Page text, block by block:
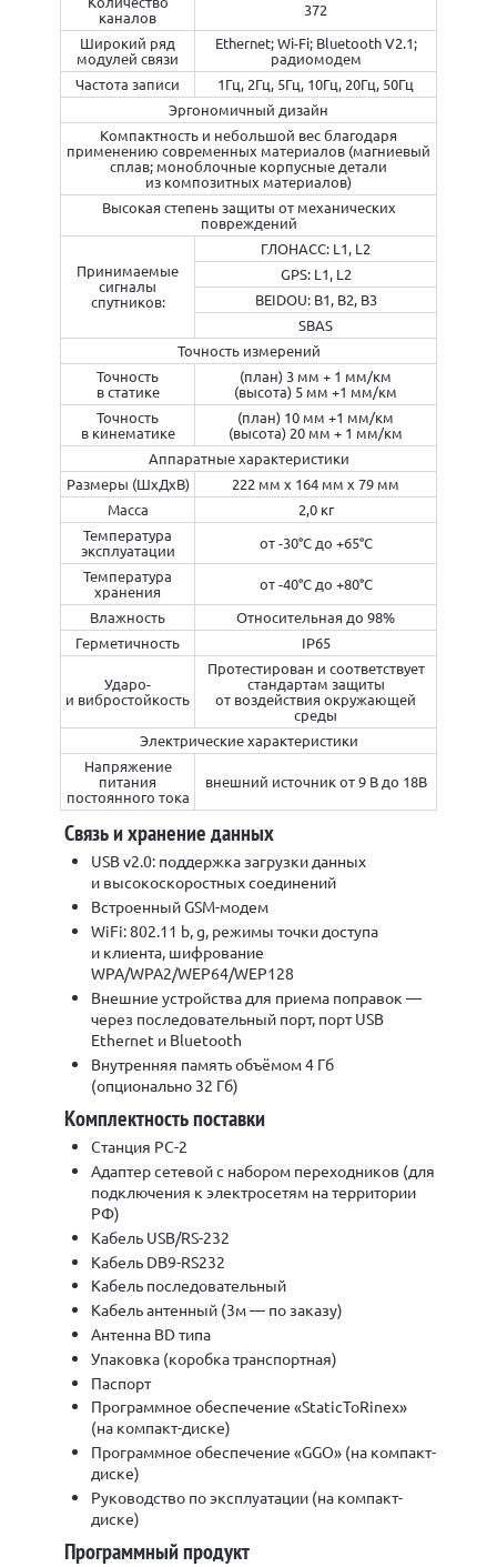
каналов
372
Широкий ряд
модулей связи
Ethernet; Wi-Fi; Bluetooth V2.1;
радиомодем
Частота записи
1Гц, 2Гц, 5Гц, 10Гц, 20Гц, 50Гц
Эргономичный дизайн
Компактность и небольшой вес благодаря
применению современных материалов (магниевый
сплав; моноблочные корпусные детали
из композитных материалов)
Высокая степень защиты от механических
повреждений
Принимаемые
сигналы
спутников:
ГЛОНАСС: L1, L2
GPS: L1, L2
BEIDOU: В1, В2, В3
SBAS
Точность измерений
Точность
в статике
(план) 3 мм + 1 мм/км
(высота) 5 мм +1 мм/км
Точность
в кинематике
(план) 10 мм +1 мм/км
(высота) 20 мм + 1 мм/км
Аппаратные характеристики
Размеры (ШхДхВ)
222 мм х 164 мм х 79 мм
Масса
2,0 кг
Температура
эксплуатации
от -30°С до +65°С
Температура
хранения
от -40°С до +80°С
Влажность
Относительная до 98%
Герметичность
IP65
Ударо-
и вибростойкость
Протестирован и соответствует
стандартам защиты
от воздействия окружающей
среды
Электрические характеристики
Напряжение
питания
постоянного тока
внешний источник от 9 В до 18В
Связь и хранение данных
USB v2.0: поддержка загрузки данных
и высокоскоростных соединений
Встроенный GSM-модем
WiFi: 802.11 b, g, режимы точки доступа
и клиента, шифрование
WPA/WPA2/WEP64/WEP128
Внешние устройства для приема поправок —
через последовательный порт, порт USB
Ethernet и Bluetooth
Внутренняя память объёмом 4 Гб
(опционально 32 Гб)
Комплектность поставки
Станция РС-2
Адаптер сетевой с набором переходников (для
подключения к электросетям на территории
РФ)
Кабель USB/RS-232
Кабель DB9-RS232
Кабель последовательный
Кабель антенный (3м — по заказу)
Антенна BD типа
Упаковка (коробка транспортная)
Паспорт
Программное обеспечение «StaticToRinex»
(на компакт-диске)
Программное обеспечение «GGO» (на компакт-
диске)
Руководство по эксплуатации (на компакт-
диске)
Программный продукт